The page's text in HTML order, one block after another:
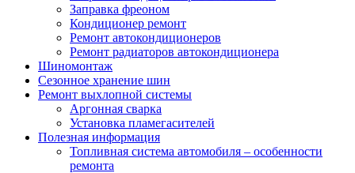
Заправка фреоном
Кондиционер ремонт
Ремонт автокондиционеров
Ремонт радиаторов автокондиционера
Шиномонтаж
Сезонное хранение шин
Ремонт выхлопной системы
Аргонная сварка
Установка пламегасителей
Полезная информация
Топливная система автомобиля – особенности
ремонта